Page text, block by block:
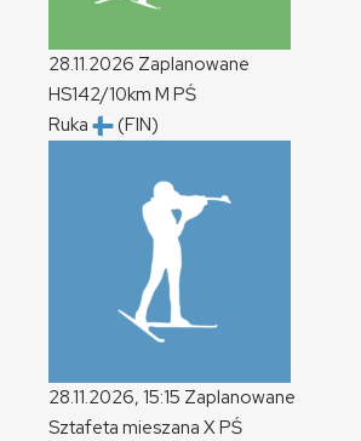
28.11.2026 Zaplanowane
HS142/10km M PŚ
Ruka
(FIN)
28.11.2026, 15:15 Zaplanowane
Sztafeta mieszana XPŚ